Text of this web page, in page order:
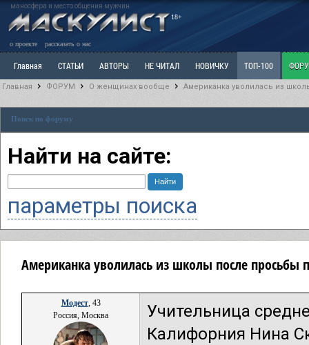
маносфера и место общения мужчин
18+
о проекте рассказать о нас
Главная СТАТЬИ АВТОРЫ НЕ ЧИТАЛ НОВИЧКУ ТОП-100
Ветка: Расстаюсь или Развожусь. САНЧАС Ветка: Наболевшее. Выскажись!
РАЗДЕЛ: Разное
Главная ФОРУМ О женщинах вообще Американка уволилась из
Поиск по форуму
Найти на сайте:
параметры поиска
Американка уволилась из школы после просьбы
Модест, 43
Россия, Москва
Учительница
Калифорния Нина